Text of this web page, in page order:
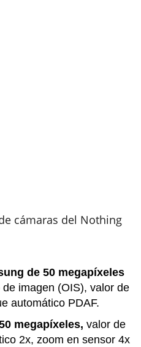
cámaras del Nothing
de 50 megapíxeles
imagen (OIS), valor de
automático PDAF.
megapíxeles, valor de
2x, zoom en sensor 4x